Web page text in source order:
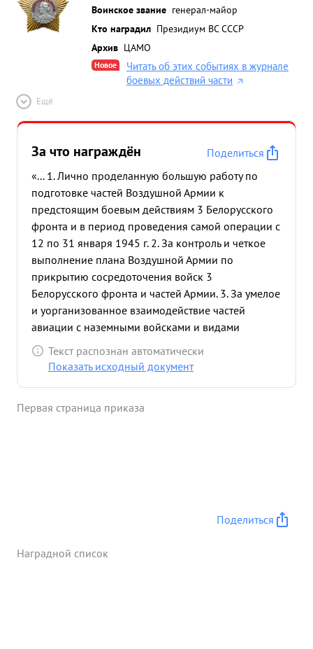
Воинское звание генерал-майор
Кто наградил Президиум ВС СССР
Архив ЦАМО
Новое
Читать об этих событиях в журнале
боевых действий части
Ещё
За что награждён
Поделиться
«... 1. Лично проделанную большую работу по
подготовке частей Воздушной Армии к
предстоящим боевым действиям 3 Белорусского
фронта и в период проведения самой операции с
12 по 31 января 1945 г. 2. За контроль и четкое
выполнение плана Воздушной Армии по
прикрытию сосредоточения войск 3
Белорусского фронта и частей Армии. 3. За умелое
и уорганизованное взаимодействие частей
авиации с наземными войсками и видами
авиации, что обеспечило и дало возможность
войскам фронта прорвать сильно укрепленные
Текст распознан автоматически
Показать исходный документ
Первая страница приказа
Поделиться
Наградной список